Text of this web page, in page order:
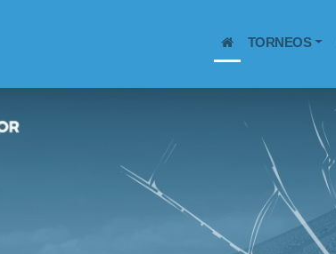
(CURRENT)
TORNEOS